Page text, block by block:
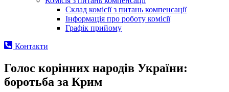
Склад комісії з питань компенсації
Інформація про роботу комісії
Графік прийому
Контакти
Голос корінних народів України:
боротьба за Крим